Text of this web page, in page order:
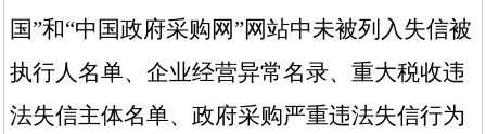
国”和“中国政府采购网”网站中未被列入失信被
执行人名单、企业经营异常名录、重大税收违
法失信主体名单、政府采购严重违法失信行为